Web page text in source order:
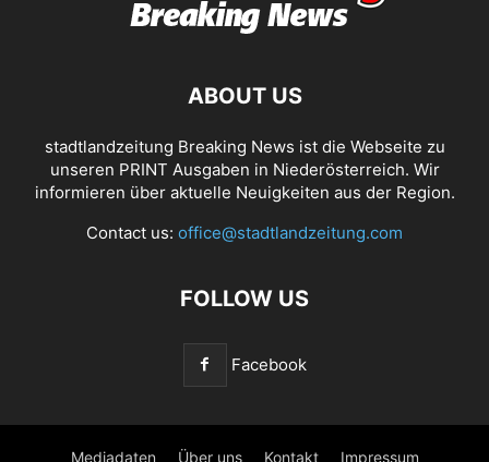
ABOUT US
stadtlandzeitung Breaking News ist die Webseite zu
unseren PRINT Ausgaben in Niederösterreich. Wir
informieren über aktuelle Neuigkeiten aus der Region.
Contact us: office@stadtlandzeitung.com
FOLLOW US
Facebook
Mediadaten Über uns Kontakt Impressum